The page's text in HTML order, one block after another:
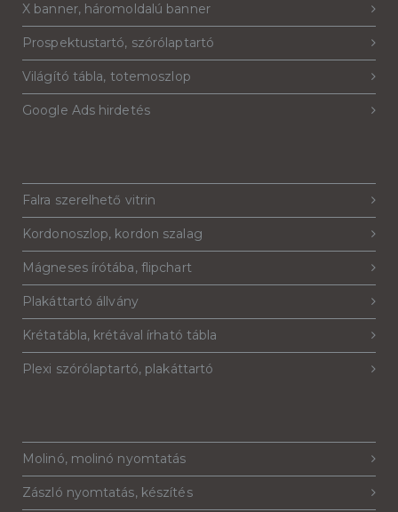
X banner, háromoldalú banner
Prospektustartó, szórólaptartó
Világító tábla, totemoszlop
Google Ads hirdetés
Falra szerelhető vitrin
Kordonoszlop, kordon szalag
Mágneses írótába, flipchart
Plakáttartó állvány
Krétatábla, krétával írható tábla
Plexi szórólaptartó, plakáttartó
Molinó, molinó nyomtatás
Zászló nyomtatás, készítés